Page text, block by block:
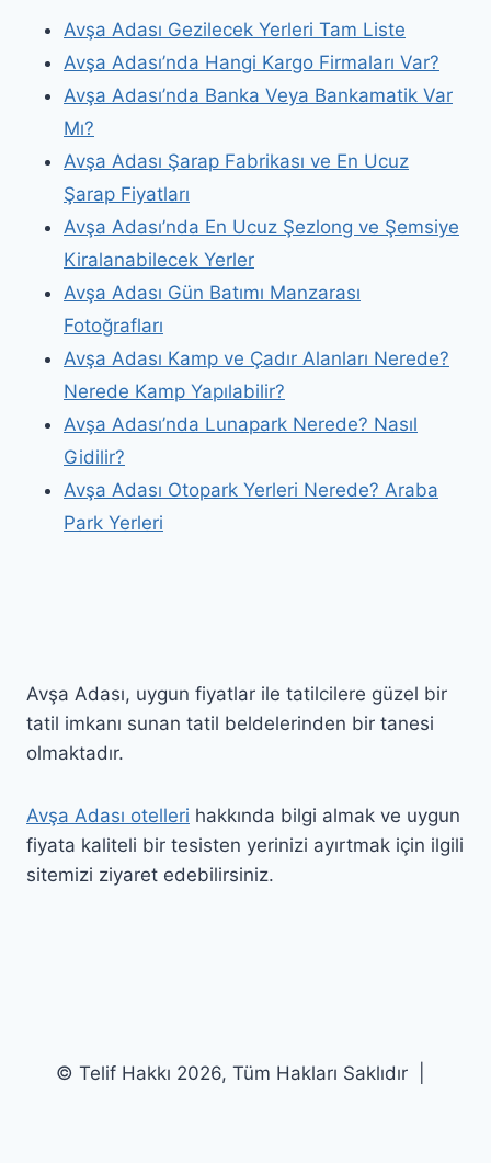
Avşa Adası Gezilecek Yerleri Tam Liste
Avşa Adası’nda Hangi Kargo Firmaları Var?
Avşa Adası’nda Banka Veya Bankamatik Var
Mı?
Avşa Adası Şarap Fabrikası ve En Ucuz
Şarap Fiyatları
Avşa Adası’nda En Ucuz Şezlong ve Şemsiye
Kiralanabilecek Yerler
Avşa Adası Gün Batımı Manzarası
Fotoğrafları
Avşa Adası Kamp ve Çadır Alanları Nerede?
Nerede Kamp Yapılabilir?
Avşa Adası’nda Lunapark Nerede? Nasıl
Gidilir?
Avşa Adası Otopark Yerleri Nerede? Araba
Park Yerleri
Avşa Adası, uygun fiyatlar ile tatilcilere güzel bir
tatil imkanı sunan tatil beldelerinden bir tanesi
olmaktadır.
Avşa Adası otelleri hakkında bilgi almak ve uygun
fiyata kaliteli bir tesisten yerinizi ayırtmak için ilgili
sitemizi ziyaret edebilirsiniz.
© Telif Hakkı 2026, Tüm Hakları Saklıdır |